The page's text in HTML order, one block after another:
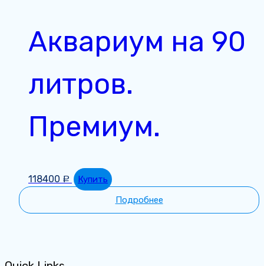
Аквариум на 90
литров.
Премиум.
118400 Р
Купить
Подробнее